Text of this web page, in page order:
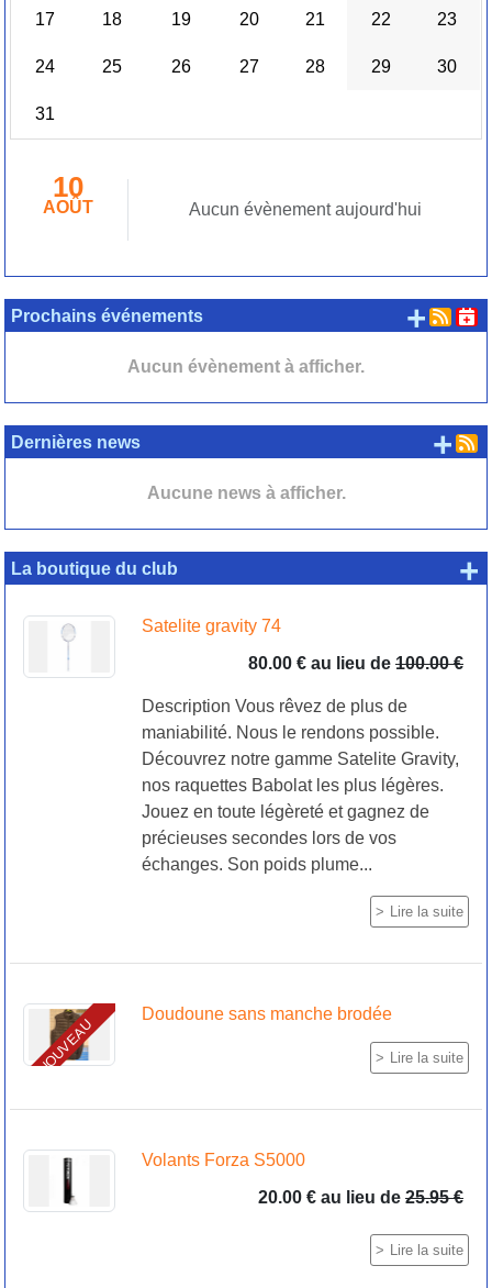
17 18 19 20 21 22 23
24 25 26 27 28 29 30
31
10
AOÛT Aucun évènement aujourd'hui
Prochains événements
Aucun évènement à afficher.
+
Dernières news
Aucune news à afficher.
+
La boutique du club
Satelite gravity 74
80.00 € au lieu de 100.00 €
Description Vous rêvez de plus de
maniabilité. Nous le rendons possible.
Découvrez notre gamme Satelite Gravity,
nos raquettes Babolat les plus légères.
Jouez en toute légèreté et gagnez de
précieuses secondes lors de vos
échanges. Son poids plume...
Lire la suite
NOUVEAU
Doudoune sans manche brodée
Lire la suite
Volants Forza S5000
20.00 € au lieu de 25.95 €
Lire la suite
+